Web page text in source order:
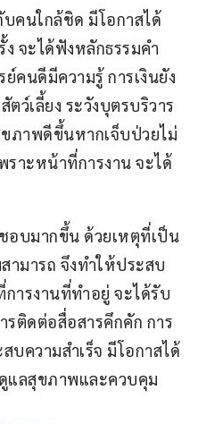
คนใกล้ชิด มีโอกาสได้
จะได้ฟังหลักธรรมคำ
คนดีมีความรู้ การเงินยัง
ว์เลี้ยง ระวังบุตรบริวาร
ภาพดีขึ้นหากเจ็บป่วยไม่
ราะหน้าที่การงาน จะได้
อบมากขึ้น ด้วยเหตุที่เป็น
มารถ จึงทำให้ประสบ
ารงานที่ทำอยู่ จะได้รับ
รติดต่อสื่อสารคึกคัก การ
บความสำเร็จ มีโอกาสได้
แลสุขภาพและควบคุม